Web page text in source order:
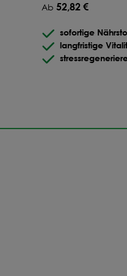
Ab 52,82 €
sofortige
langfristige